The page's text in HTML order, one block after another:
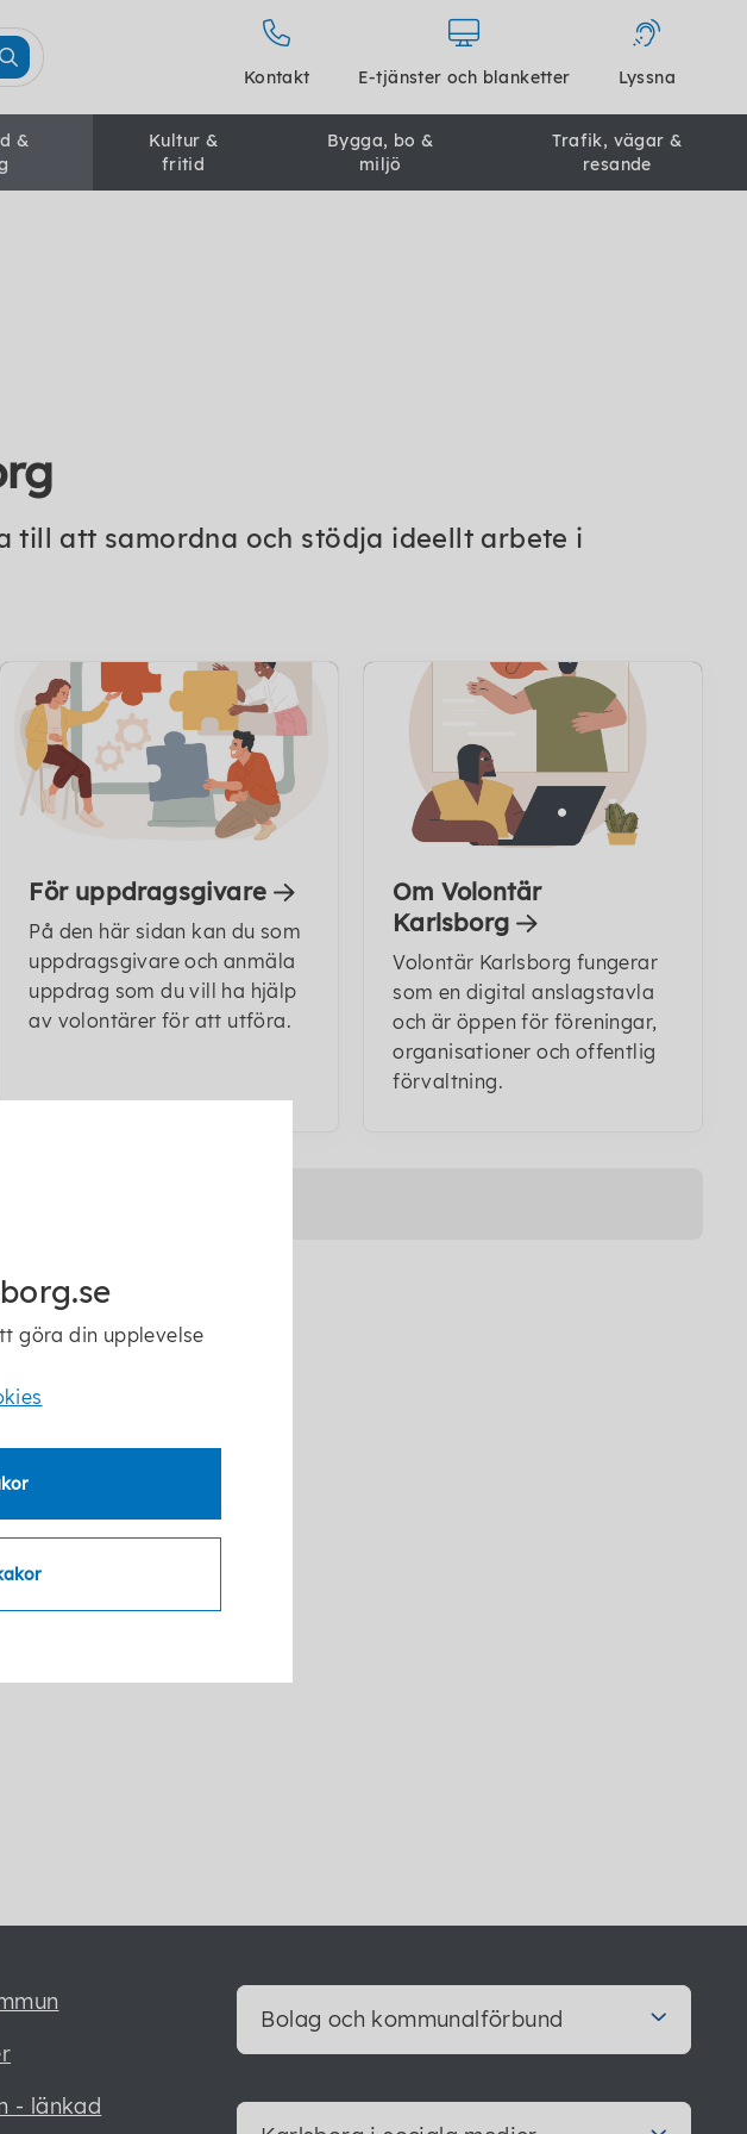
Kontakt E-tjänster och blanketter Lyssna
&
Kultur &
fritid
Bygga, bo &
miljö
Trafik, vägar &
resande
till att samordna och stödja ideellt arbete i
För uppdragsgivare
På den här sidan kan du som
uppdragsgivare och anmäla
uppdrag som du vill ha hjälp
av volontärer för att utföra.
Om Volontär
Karlsborg
Volontär Karlsborg fungerar
som en digital anslagstavla
och är öppen för föreningar,
organisationer och offentlig
förvaltning.
- länkad
Bolag och kommunalförbund
göra din upplevelse